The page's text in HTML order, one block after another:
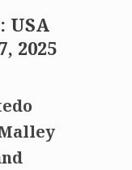
USA
2025